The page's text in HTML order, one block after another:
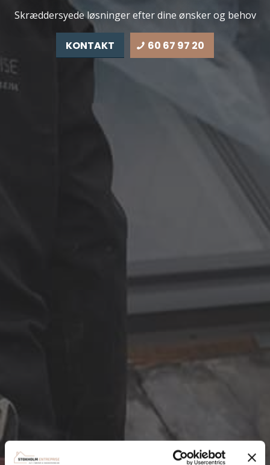
Skræddersyede løsninger efter dine ønsker og behov
KONTAKT 60 67 97 20